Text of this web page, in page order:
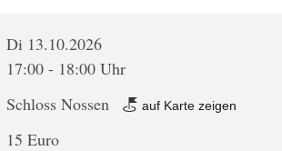
Di 13.10.2026
17:00 - 18:00 Uhr
Schloss Nossen auf Karte zeigen
15 Euro